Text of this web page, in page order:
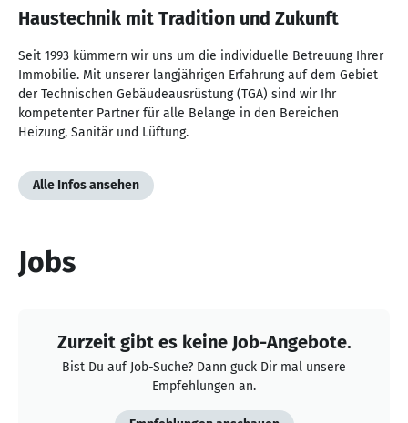
Haustechnik mit Tradition und Zukunft
Seit 1993 kümmern wir uns um die individuelle Betreuung Ihrer
Immobilie. Mit unserer langjährigen Erfahrung auf dem Gebiet
der Technischen Gebäudeausrüstung (TGA) sind wir Ihr
kompetenter Partner für alle Belange in den Bereichen
Heizung, Sanitär und Lüftung.
Alle Infos ansehen
Jobs
Zurzeit gibt es keine Job-Angebote.
Bist Du auf Job-Suche? Dann guck Dir mal unsere
Empfehlungen an.